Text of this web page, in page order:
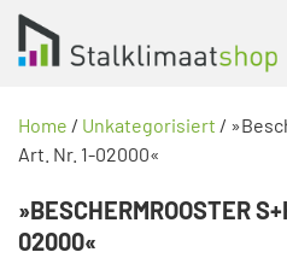
Home / Unkategorisiert /
Art. Nr. 1-02000«
»BESCHERMROOSTER
02000«